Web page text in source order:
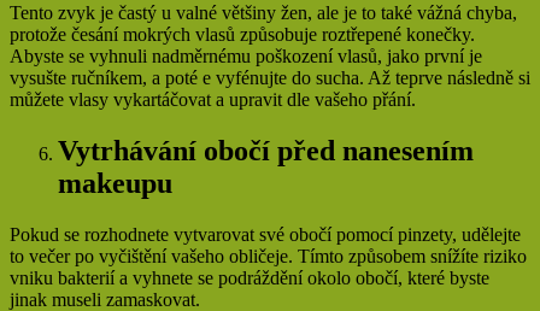
Tento zvyk je častý u valné většiny žen, ale je to také vážná chyba,
protože česání mokrých vlasů způsobuje roztřepené konečky.
Abyste se vyhnuli nadměrnému poškození vlasů, jako první je
vysušte ručníkem, a poté e vyfénujte do sucha. Až teprve následně si
můžete vlasy vykartáčovat a upravit dle vašeho přání.
Vytrhávání obočí před nanesením
makeupu
Pokud se rozhodnete vytvarovat své obočí pomocí pinzety, udělejte
to večer po vyčištění vašeho obličeje. Tímto způsobem snížíte riziko
vniku bakterií a vyhnete se podráždění okolo obočí, které byste
jinak museli zamaskovat.